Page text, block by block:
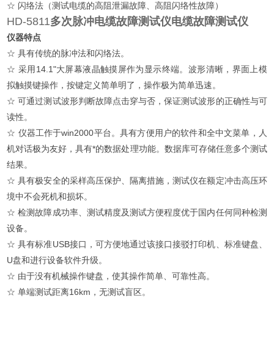
☆ 闪络法（测试电缆的高阻泄漏故障、高阻闪络性故障）
HD-5811多次脉冲电缆故障测试仪电缆故障测试仪
仪器特点
☆ 具有传统的脉冲法和闪络法。
☆ 采用14.1"大屏幕液晶触摸屏作为显示终端。波形清晰，界面上模
拟触摸键操作，按键定义简单明了，操作极为简单迅速。
☆ 可通过测试波形判断故障点击穿与否，保证测试波形的正确性与可
读性。
☆ 仪器工作于win2000平台。具有方便用户的软件和全中文菜单，人
机对话极为友好，具有*的数据处理功能。数据库可存储任意多个测试
结果。
☆ 具有极安全的采样高压保护、隔离措施，测试仪在额定冲击高压环
境中不会死机和损坏。
☆ 检测故障成功率、测试精度及测试方便程度优于国内任何同种检测
设备。
☆ 具有标准USB接口，可方便地通过该接口接驳打印机、标准键盘、
U盘和进行设备软件升级。
☆ 由于没有机械操作键盘，使其操作简单、可靠性高。
☆ 单端测试距离16km，无测试盲区。